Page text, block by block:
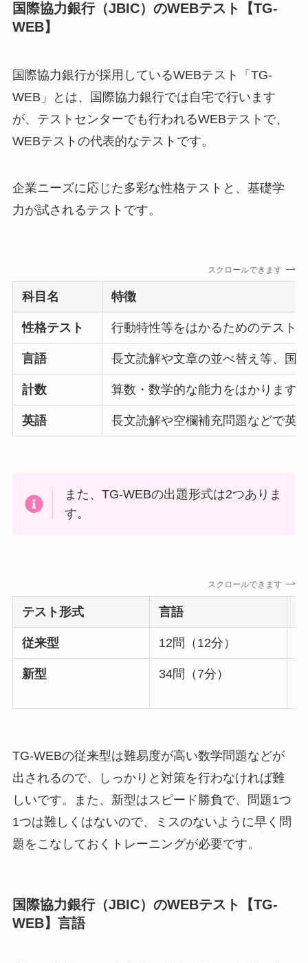
国際協力銀行（JBIC）のWEBテスト【TG-
WEB】
国際協力銀行が採用しているWEBテスト「TG-
WEB」とは、国際協力銀行では自宅で行います
が、テストセンターでも行われるWEBテストで、
WEBテストの代表的なテストです。
企業ニーズに応じた多彩な性格テストと、基礎学
力が試されるテストです。
スクロールできます
科目名 特徴
性格テスト 行動特性等をはかるためのテスト
言語 長文読解や文章の並べ替え等、国
計数 算数・数学的な能力をはかります
英語 長文読解や空欄補充問題などで英
また、TG-WEBの出題形式は2つありま
す。
スクロールできます
テスト形式 言語
従来型 12問（12分）
新型 34問（7分）
TG-WEBの従来型は難易度が高い数学問題などが
出されるので、しっかりと対策を行わなければ難
しいです。また、新型はスピード勝負で、問題1つ
1つは難しくはないので、ミスのないように早く問
題をこなしておくトレーニングが必要です。
国際協力銀行（JBIC）のWEBテスト【TG-
WEB】言語